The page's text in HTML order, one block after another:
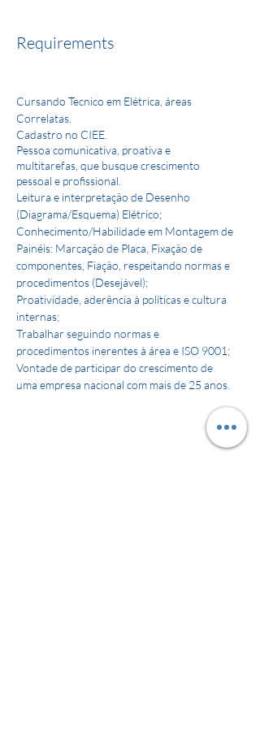
Requirements
Cursando Tecnico em Elétrica, áreas
Correlatas.
Cadastro no CIEE.
Pessoa comunicativa, proativa e
multitarefas, que busque crescimento
pessoal e profissional.
Leitura e interpretação de Desenho
(Diagrama/Esquema) Elétrico;
Conhecimento/Habilidade em Montagem de
Painéis: Marcação de Placa, Fixação de
componentes, Fiação, respeitando normas e
procedimentos (Desejável);
Proatividade, aderência à políticas e cultura
internas;
Trabalhar seguindo normas e
procedimentos inerentes à área e ISO 9001;
Vontade de participar do crescimento de
uma empresa nacional com mais de 25 anos.